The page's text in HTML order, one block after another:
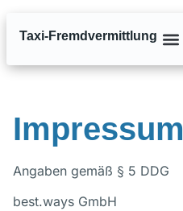
Taxi-Fremdvermittlung
Impressum
Angaben gemäß § 5 DDG
best.ways GmbH